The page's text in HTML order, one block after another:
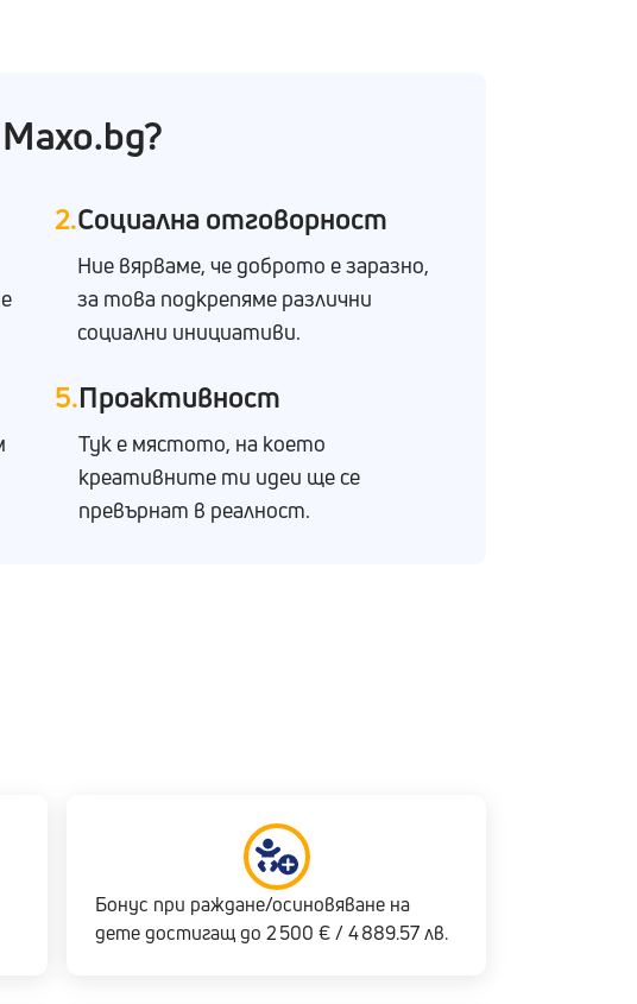
2.Социална отговорност
Ние вярваме, че доброто е заразно,
за това подкрепяме различни
социални инициативи.
5.Проактивност
Тук е мястото, на което
креaтивните ти идеи ще се
превърнат в реалност.
Бонус при раждане/осиновяване на
дете достигащ до 2 500 € / 4 889.57 лв.